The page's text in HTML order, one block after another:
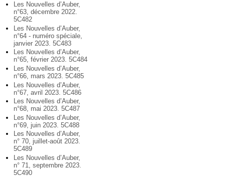
Les Nouvelles d’Auber,
n°63, décembre 2022.
5C482
Les Nouvelles d’Auber,
n°64 - numéro spéciale,
janvier 2023. 5C483
Les Nouvelles d’Auber,
n°65, février 2023. 5C484
Les Nouvelles d’Auber,
n°66, mars 2023. 5C485
Les Nouvelles d’Auber,
n°67, avril 2023. 5C486
Les Nouvelles d’Auber,
n°68, mai 2023. 5C487
Les Nouvelles d’Auber,
n°69, juin 2023. 5C488
Les Nouvelles d’Auber,
n° 70, juillet-août 2023.
5C489
Les Nouvelles d’Auber,
n° 71, septembre 2023.
5C490